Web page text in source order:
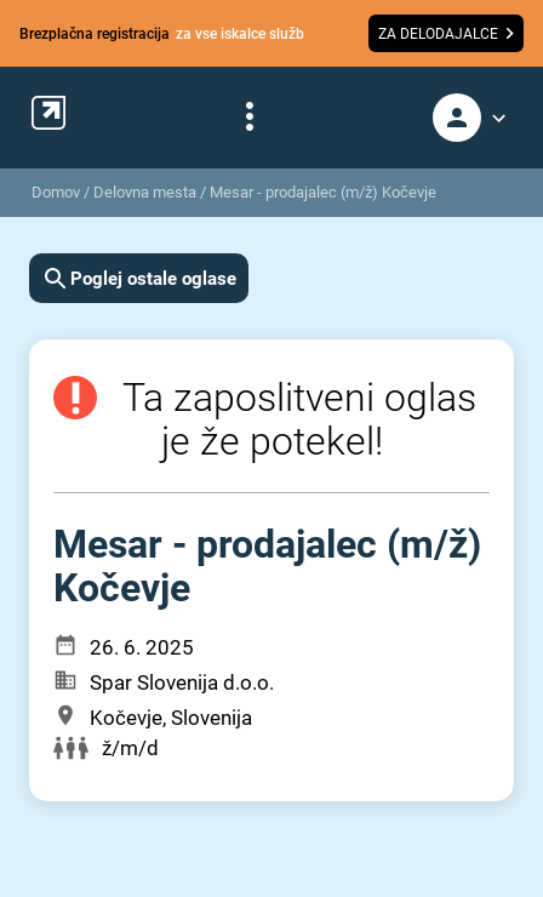
Brezplačna registracija za vse iskalce služb ZA DELODAJALCE
Domov / Delovna mesta / Mesar - prodajalec (m/ž) Kočevje
Poglej ostale oglase
Ta zaposlitveni oglas
je že potekel!
Mesar - prodajalec (m⁠/⁠ž)
Kočevje
26. 6. 2025
Spar Slovenija d.o.o.
Kočevje, Slovenija
ž/m/d